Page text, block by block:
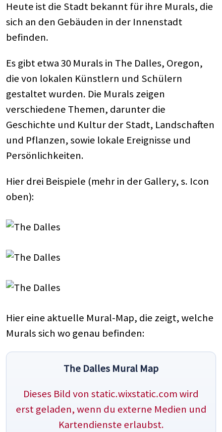
Heute ist die Stadt bekannt für ihre Murals, die
sich an den Gebäuden in der Innenstadt
befinden.
Es gibt etwa 30 Murals in The Dalles, Oregon,
die von lokalen Künstlern und Schülern
gestaltet wurden. Die Murals zeigen
verschiedene Themen, darunter die
Geschichte und Kultur der Stadt, Landschaften
und Pflanzen, sowie lokale Ereignisse und
Persönlichkeiten.
Hier drei Beispiele (mehr in der Gallery, s. Icon
oben):
Hier eine aktuelle Mural-Map, die zeigt, welche
Murals sich wo genau befinden:
The Dalles Mural Map
Dieses Bild von static.wixstatic.com wird
erst geladen, wenn du externe Medien und
Kartendienste erlaubst.